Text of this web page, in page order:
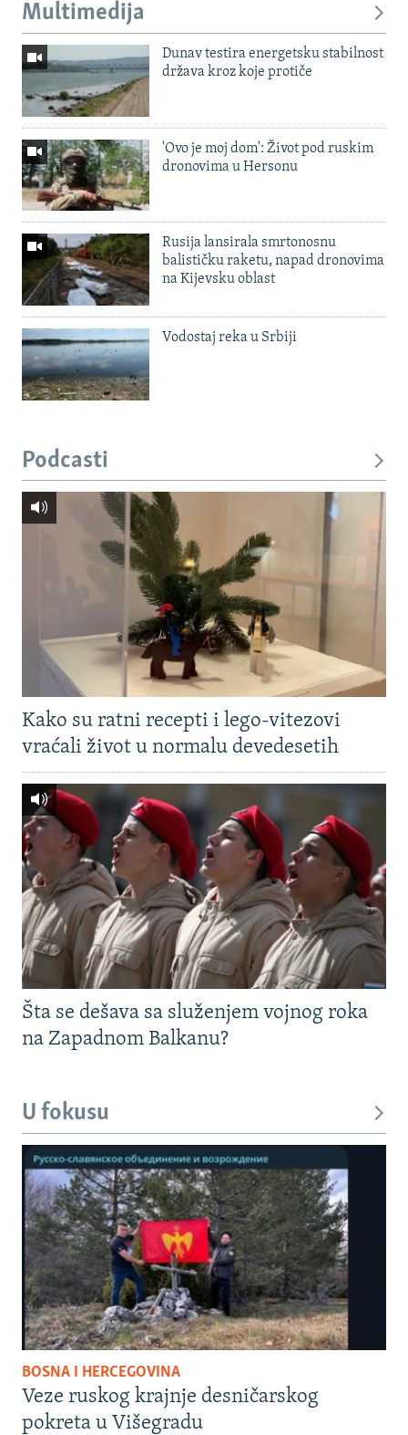
Multimedija
Dunav testira energetsku stabilnost
država kroz koje protiče
'Ovo je moj dom': Život pod ruskim
dronovima u Hersonu
Rusija lansirala smrtonosnu
balističku raketu, napad dronovima
na Kijevsku oblast
Vodostaj reka u Srbiji
Podcasti
Kako su ratni recepti i lego-vitezovi
vraćali život u normalu devedesetih
Šta se dešava sa služenjem vojnog roka
na Zapadnom Balkanu?
U fokusu
BOSNA I HERCEGOVINA
Veze ruskog krajnje desničarskog
pokreta u Višegradu